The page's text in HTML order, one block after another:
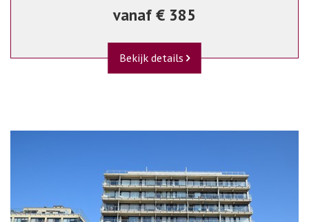
vanaf € 385
Bekijk details